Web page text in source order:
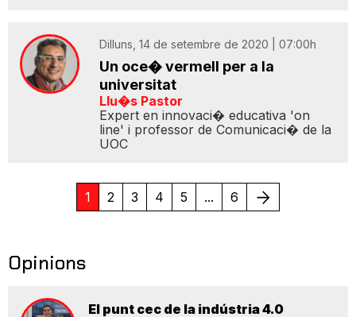
Dilluns, 14 de setembre de 2020 | 07:00h
Un oce� vermell per a la
universitat
Llu�s Pastor
Expert en innovaci� educativa 'on
line' i professor de Comunicaci� de la
UOC
1 2 3 4 5 ... 6 Següent
Opinions
El punt cec de la indústria 4.0